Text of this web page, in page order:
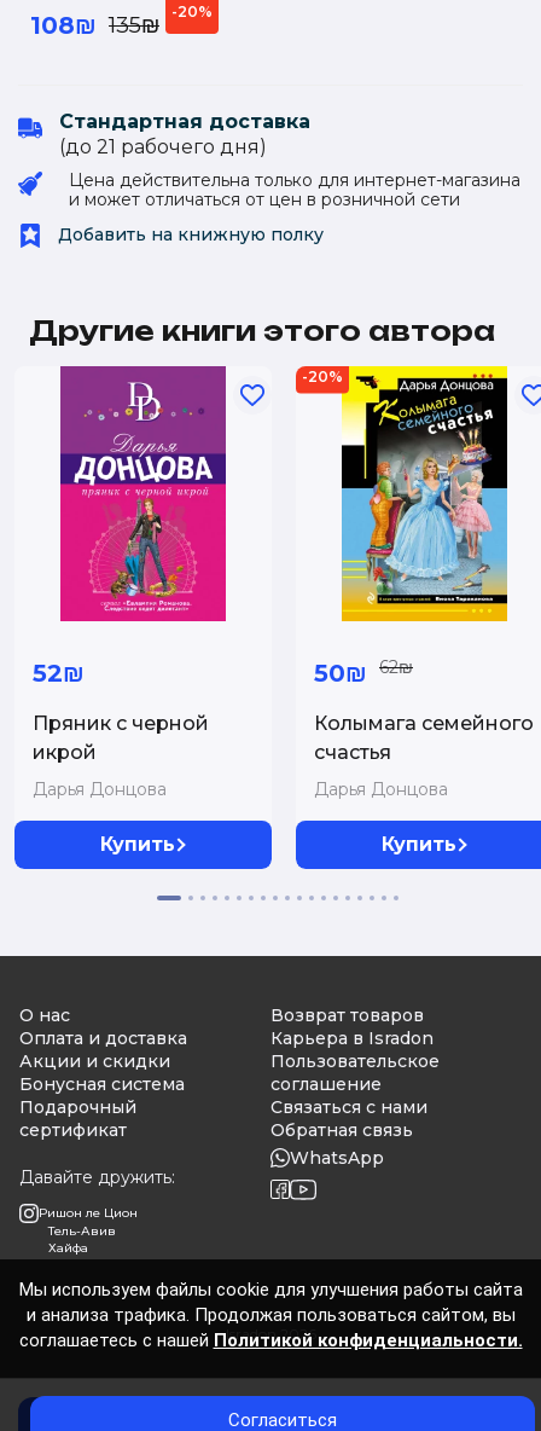
108₪ 135₪
-20%
Добавить в корзину
Стандартная доставка
(до 21 рабочего дня)
Цена действительна только для интернет-магазина
и может отличаться от цен в розничной сети
Добавить на книжную полку
Другие книги этого автора
52₪
Пряник с черной
икрой
Дарья Донцова
Купить
-20%
50₪ 62₪
Колымага семейного
счастья
Дарья Донцова
Купить
О нас
Оплата и доставка
Акции и скидки
Бонусная система
Подарочный
сертификат
Давайте дружить:
Ришон ле Цион
Тель-Авив
Хайфа
Возврат товаров
Карьера в Isradon
Пользовательское
соглашение
Связаться с нами
Обратная связь
WhatsApp
Isradon 2026
Мы используем файлы cookie для улучшения работы сайта
и анализа трафика. Продолжая пользоваться сайтом, вы
соглашаетесь с нашей Политикой конфиденциальности.
Согласиться